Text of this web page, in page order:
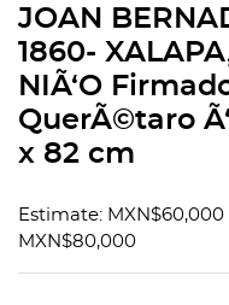
JOAN
1860-
NIÃ‘O
QuerÃ©taro
x 82 cm
Estimate: MXN$60,000
MXN$80,000